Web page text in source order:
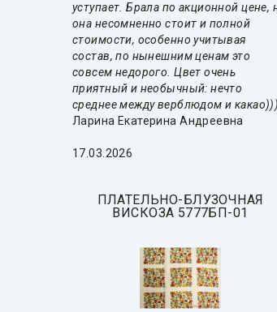
уступает. Брала по акционной цене,
она несомненно стоит и полной
стоимости, особенно учитывая
состав, по нынешним ценам это
совсем недорого. Цвет очень
приятный и необычный: нечто
среднее между верблюдом и какао)))
Ларина Екатерина Андреевна
17.03.2026
ПЛАТЕЛЬНО-БЛУЗОЧНАЯ
ВИСКОЗА 5777БП-01